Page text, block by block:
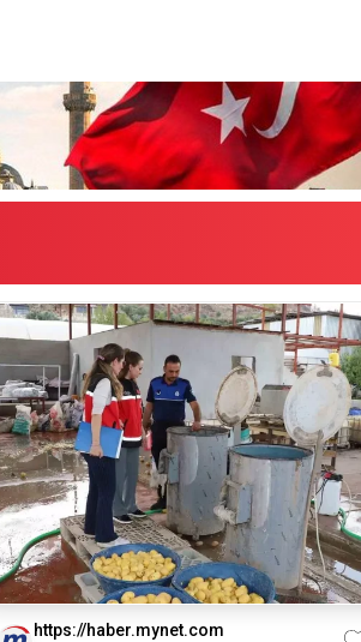
https://haber.mynet.com